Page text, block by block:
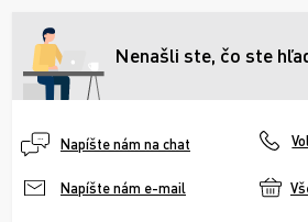
Nenašli ste, čo ste
Napíšte nám na chat
Napíšte nám e-mail